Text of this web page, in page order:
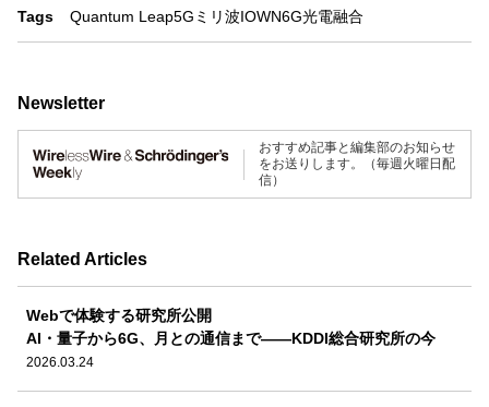
Tags Quantum Leap5G ミリ波IOWN6G光電融合
Newsletter
おすすめ記事と編集部のお知らせ
をお送りします。（毎週火曜日配
信）
Related Articles
Webで体験する研究所公開
AI・量子から6G、月との通信まで――KDDI総合研究所の今
2026.03.24